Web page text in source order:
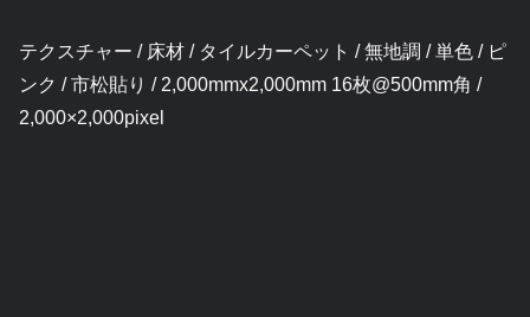
テクスチャー / 床材 / タイルカーペット / 無地調 / 単色 / ピ
ンク / 市松貼り / 2,000mmx2,000mm 16枚@500mm角 /
2,000×2,000pixel